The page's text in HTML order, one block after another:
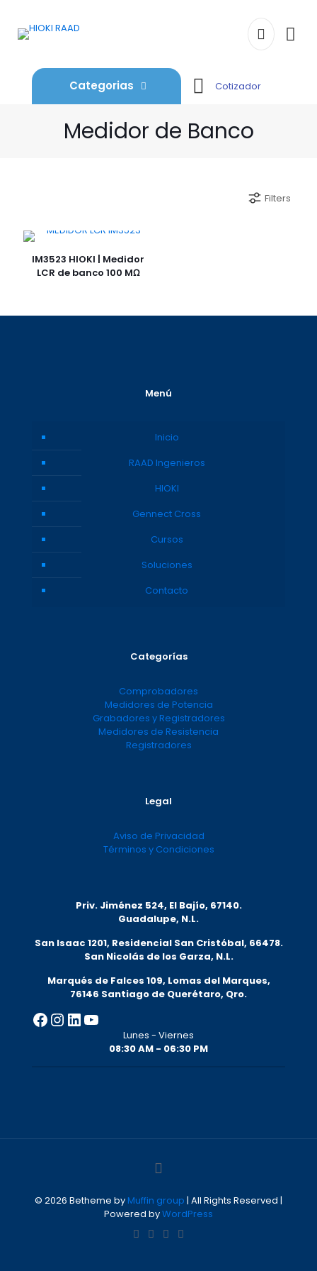
Categorias Cotizador
Medidor de Banco
Filters
IM3523 HIOKI | Medidor
LCR de banco 100 MΩ
Menú
Inicio
RAAD Ingenieros
HIOKI
Gennect Cross
Cursos
Soluciones
Contacto
Categorías
Comprobadores
Medidores de Potencia
Grabadores y Registradores
Medidores de Resistencia
Registradores
Legal
Aviso de Privacidad
Términos y Condiciones
Priv. Jiménez 524, El Bajío, 67140.
Guadalupe, N.L.
San Isaac 1201, Residencial San Cristóbal, 66478.
San Nicolás de los Garza, N.L.
Marqués de Falces 109, Lomas del Marques,
76146 Santiago de Querétaro, Qro.
Facebook
Instagram
LinkedIn
YouTube
Lunes - Viernes
08:30 AM - 06:30 PM
© 2026 Betheme by Muffin group | All Rights Reserved |
Powered byWordPress